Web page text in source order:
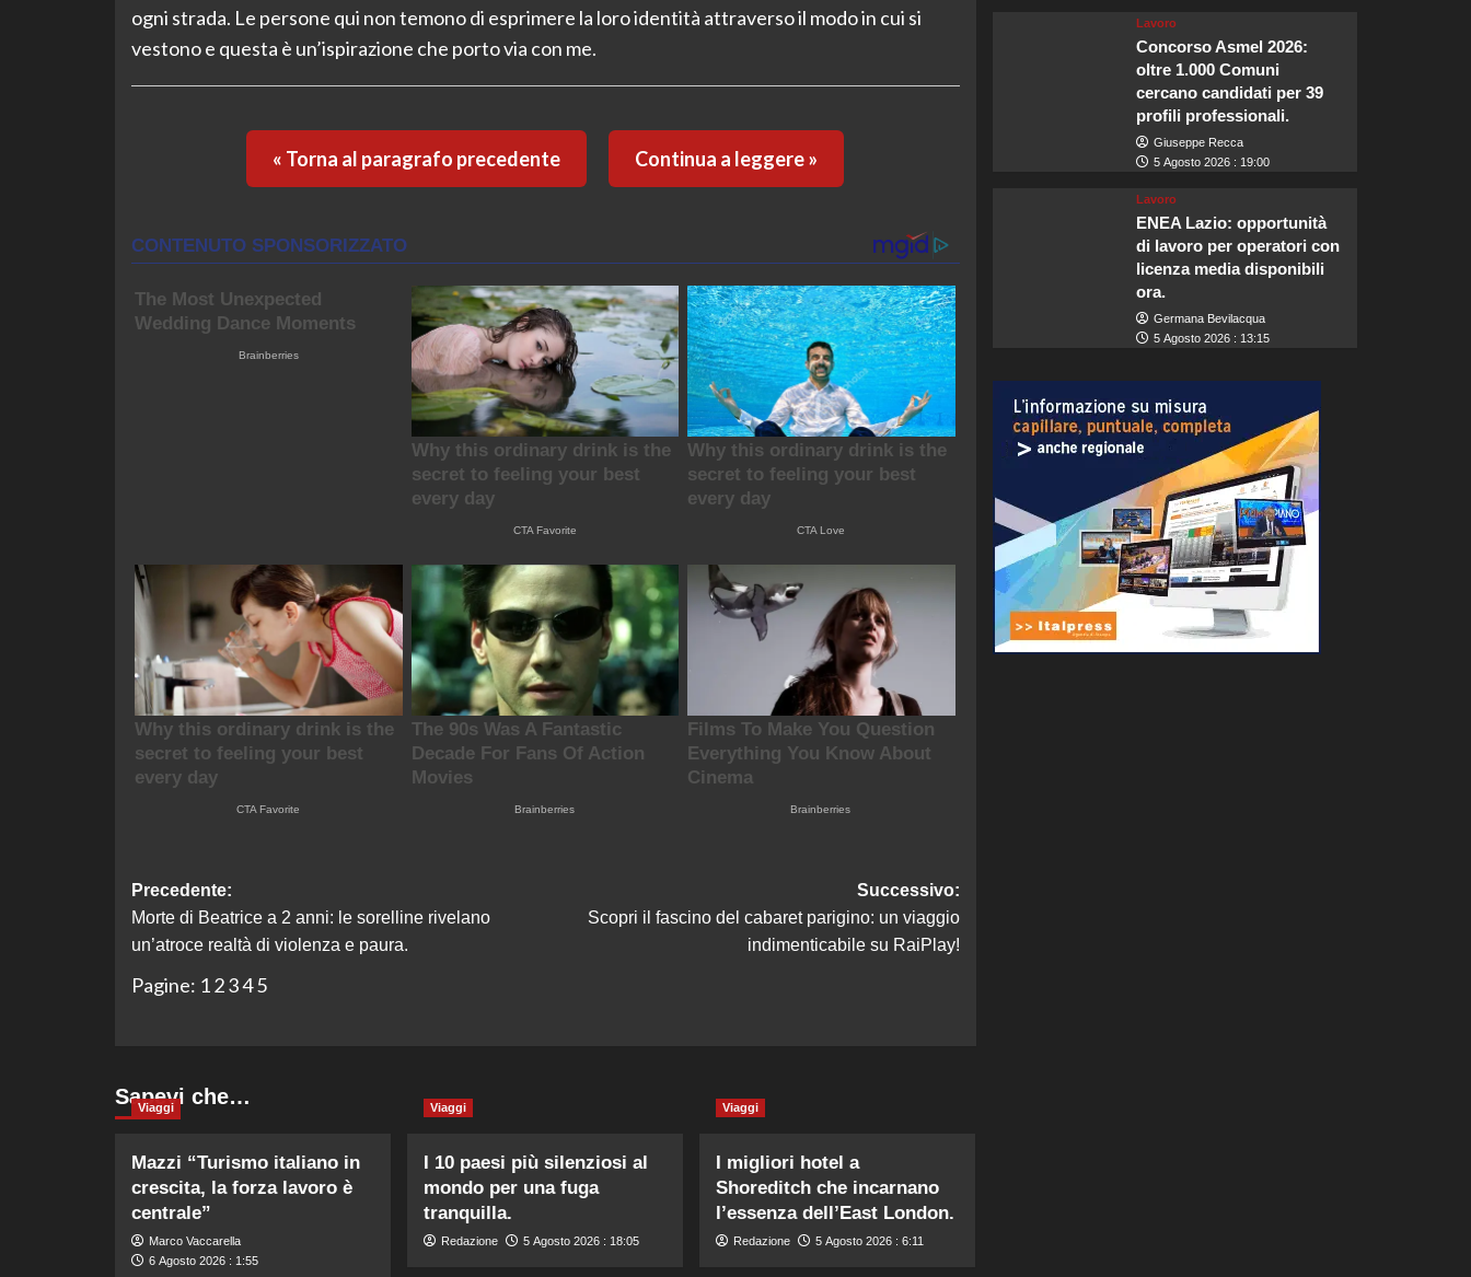
ogni strada. Le persone qui non temono di esprimere la loro identità attraverso il modo in cui si
vestono e questa è un’ispirazione che porto via con me.
« Torna al paragrafo precedente Continua a leggere »
Navigazione
articolo
Precedente:
Morte di Beatrice a 2 anni: le sorelline rivelano
un’atroce realtà di violenza e paura.
Successivo:
Scopri il fascino del cabaret parigino: un viaggio
indimenticabile su RaiPlay!
Pagine: 1 2 34 5
Sapevi che…
Viaggi
Mazzi “Turismo italiano in
crescita, la forza lavoro è
centrale”
Marco Vaccarella
6 Agosto 2026 : 1:55
Viaggi
I 10 paesi più silenziosi al
mondo per una fuga
tranquilla.
Redazione 5 Agosto 2026 : 18:05
Viaggi
I migliori hotel a
Shoreditch che incarnano
l’essenza dell’East London.
Redazione 5 Agosto 2026 : 6:11
Lavoro
Concorso Asmel 2026:
oltre 1.000 Comuni
cercano candidati per 39
profili professionali.
Giuseppe Recca
5 Agosto 2026 : 19:00
Lavoro
ENEA Lazio: opportunità
di lavoro per operatori con
licenza media disponibili
ora.
Germana Bevilacqua
5 Agosto 2026 : 13:15